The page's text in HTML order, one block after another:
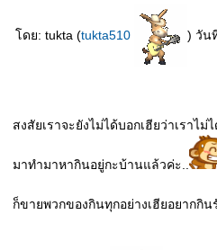
ดย: tukta (tukta510 ) วัน
สงสัยเราจะยังไม่ได้บอกเฮียว่าเราไ
มาทำมาหากินอยู่กะบ้านแล้วค่ะ..
ก็ขายพวกของกินทุกอย่างเฮียอยากกิน